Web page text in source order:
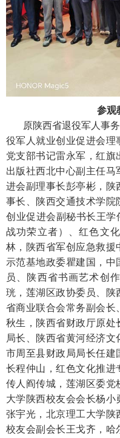
参观
原陕西省退役军人事
役军人就业创业促进会
党支部书记雷永军，红
出版社西北中心副主任马
进会副理事长彭亭彬，陕
事长、陕西交通技术学院
创业促进会副秘书长王学
战功荣立者）、红色文
林，陕西省军创应急救援
示范基地政委瞿建国，
员、陕西省书画艺术创
珖，莲湖区政协委员、
省商业联合会常务副会
秋生，陕西省财政厅原处
局长、陕西省黄河经济
市周至县财政局局长任建
长程仲山，红色文化推
传人阎传城，莲湖区委党
大学陕西校友会会长杨
张宇光，北京理工大学
校友会副会长王戈齐，哈